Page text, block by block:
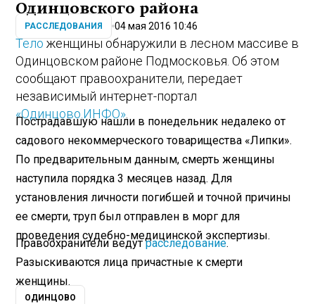
Одинцовского района
РАССЛЕДОВАНИЯ 04 мая 2016 10:46
Теложенщины обнаружили в лесном массиве в
Одинцовском районе Подмосковья. Об этом
сообщают правоохранители, передает
независимый интернет-портал
«Одинцово.ИНФО»
Пострадавшую нашли в понедельник недалеко от
садового некоммерческого товарищества «Липки».
По предварительным данным, смерть женщины
наступила порядка 3 месяцев назад. Для
установления личности погибшей и точной причины
ее смерти, труп был отправлен в морг для
проведения судебно-медицинской экспертизы.
Правоохранители ведутрасследование.
Разыскиваются лица причастные к смерти
женщины.
ОДИНЦОВО